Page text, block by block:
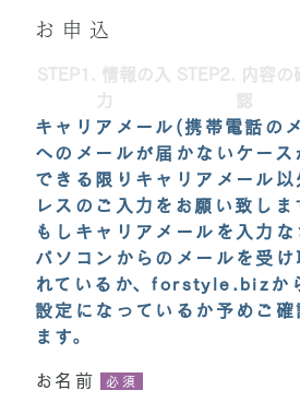
お申込
STEP1. 情報の入
力
STEP2. 内容の
認
キャリアメール(携帯電話の
へのメールが届かないケース
できる限りキャリアメール以
レスのご入力をお願い致しま
もしキャリアメールを入力な
パソコンからのメールを受け
れているか、forstyle.bizか
設定になっているか予めご確
ます。
お名前